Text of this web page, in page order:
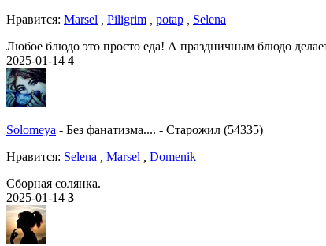
Нравитcя: Marsel Piligrim potap
Selena
Любое блюдо это просто еда! А праздничным блюдо
2025-01-14 4
Solomeya - Без фанатизма.... - Старожил (54335)
Нравитcя: Selena Marsel
Domenik
Сборная солянка.
2025-01-14 3